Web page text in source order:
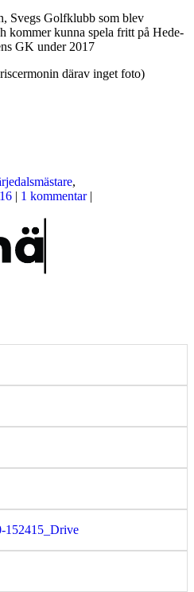
Svegs Golfklubb som blev
kommer kunna spela fritt på Hede-
GK under 2017
därav inget foto)
,
1 kommentar